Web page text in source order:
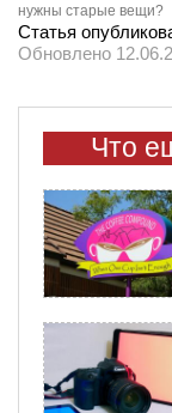
нужны старые вещи?
Статья
Обновлено
Что